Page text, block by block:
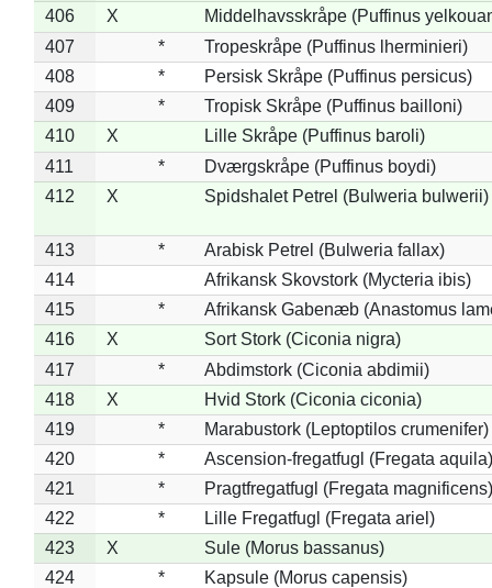
406
X
Middelhavsskråpe (Puffinus
407
*
Tropeskråpe (Puffinus lherminieri)
408
*
Persisk Skråpe (Puffinus persicus)
409
*
Tropisk Skråpe (Puffinus bailloni)
410
X
Lille Skråpe (Puffinus baroli)
411
*
Dværgskråpe (Puffinus boydi)
412
X Spidshalet Petrel (Bulweria bulwerii)
413 *
Arabisk Petrel (Bulweria fallax)
414
Afrikansk Skovstork (Mycteria ibis)
415
*
Afrikansk Gabenæb (Anastomus
416
X
Sort Stork (Ciconia nigra)
417
*
Abdimstork (Ciconia abdimii)
418
X
Hvid Stork (Ciconia ciconia)
419
*
Marabustork (Leptoptilos crumenifer)
420
*
Ascension-fregatfugl (Fregata aquila)
421
*
Pragtfregatfugl (Fregata magnificens)
422
*
Lille Fregatfugl (Fregata ariel)
423
X
Sule (Morus bassanus)
424
*
Kapsule (Morus capensis)